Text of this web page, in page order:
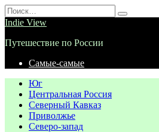
Перейти
к
Search
for:
Indie View
Путешествие по России
Самые-самые
Юг
Центральная Россия
Северный Кавказ
Приволжье
Северо-запад